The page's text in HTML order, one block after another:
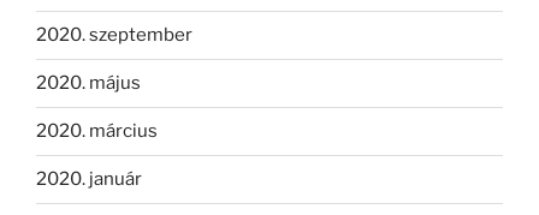
2020. szeptember
2020. május
2020. március
2020. január